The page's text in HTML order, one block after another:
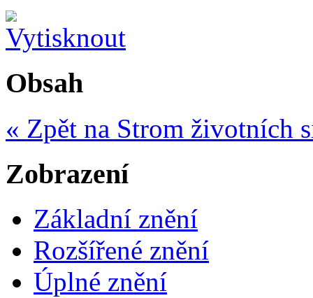
Obsah
« Zpět na Strom životních
Zobrazení
Základní znění
Rozšířené znění
Úplné znění